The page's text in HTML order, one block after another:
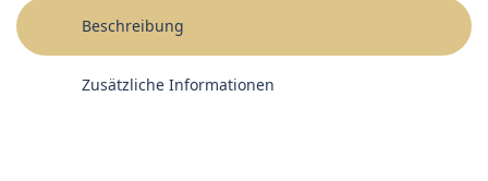
Beschreibung
Zusätzliche Informationen